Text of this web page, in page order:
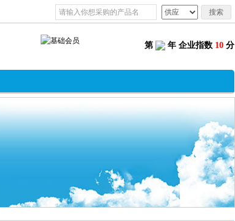
搜索
第 年 企业指数 10 分